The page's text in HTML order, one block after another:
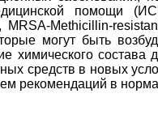
помощи
Methicillin-
могут быть
химического состава
средств в новых
рекомендаций в